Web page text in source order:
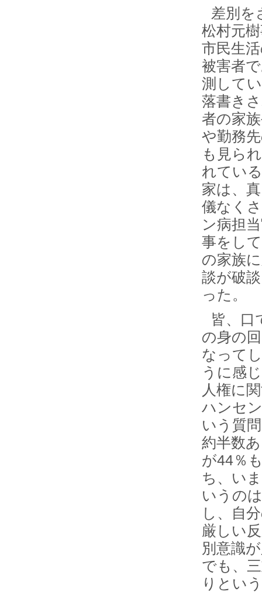
差別を
松村元
市民生
被害者
測して
落書き
者の家
や勤務
も見ら
れてい
家は、
儀なく
ン病担
事をし
の家族
談が破
った。
皆、口
の身の
なって
うに感
人権に
ハンセ
いう質
約半数
が44％
ち、い
いうの
し、自
厳しい
別意識
でも、
りとい